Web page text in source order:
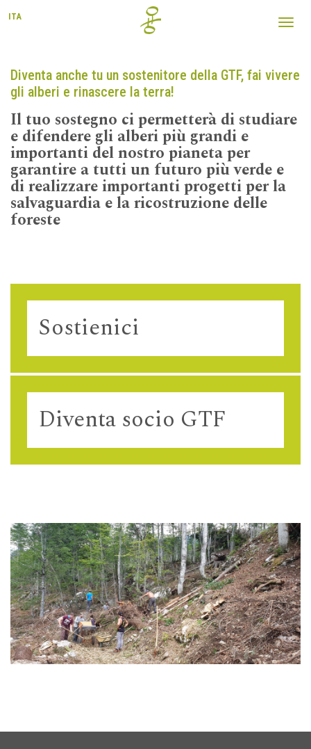
ITA
Diventa anche tu un sostenitore della GTF, fai vivere
gli alberi e rinascere la terra!
Il tuo sostegno ci permetterà di studiare
e difendere gli alberi più grandi e
importanti del nostro pianeta per
garantire a tutti un futuro più verde e
di realizzare importanti progetti per la
salvaguardia e la ricostruzione delle
foreste
Sostienici
Diventa socio GTF